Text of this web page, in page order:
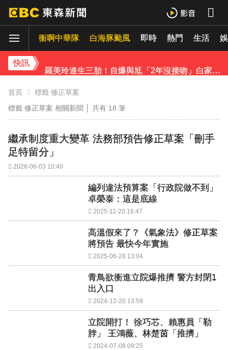
衝啊中華隊 白海豚颱風 即時 熱門 生活
快訊
《理財達人秀》X 安聯投信免費講座報名中！搶先卡位 2027
王彩樺現身味全龍開球！鬆口「最後一次調整」哽咽憶亡母吐心聲
下載東森App，隨時掌握天下大小事！
遠見天下創辦人高希均辭世 享耆壽90歲
首頁
標籤 修正草案
標籤 修正草案 相關新聞 │ 共有 18 筆
繼承制度重大變革 法務部預告修正草案「刪手
足特留分」
2026-06-03 10:40
編列違法預算案「行政院做不到」
卓榮泰：這是底線
2025-11-20 16:47
高溫假來了？《氣象法》修正草案
將預告 最快今年實施
2025-06-28 13:04
青鳥欲衝進立院爆推擠 警方封閉1
出入口
2024-12-20 13:59
立院開打！ 徐巧芯、賴惠員「勒
脖」 王鴻薇、林楚茵「推擠」
2024-07-08 09:25